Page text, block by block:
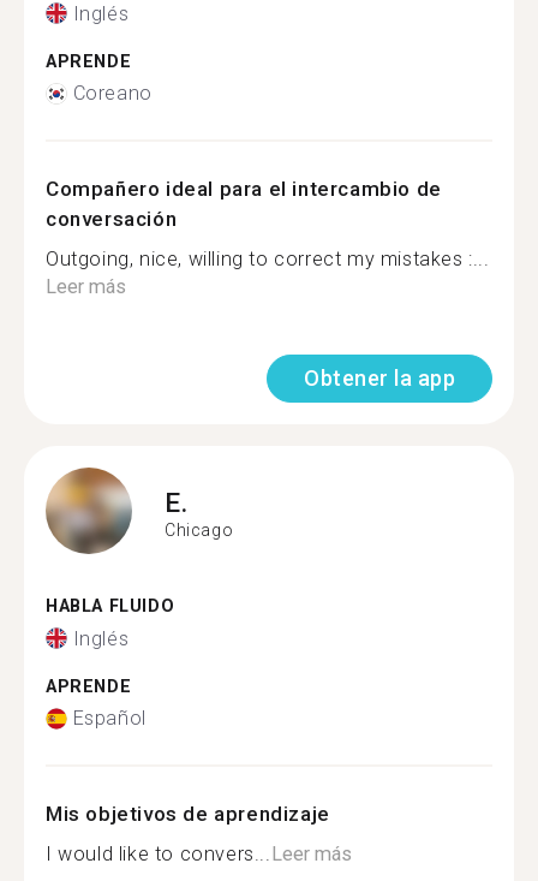
Inglés
APRENDE
Coreano
Compañero ideal para el intercambio de
conversación
Outgoing, nice, willing to correct my mistakes :...
Leer más
Obtener la app
E.
Chicago
HABLA FLUIDO
Inglés
APRENDE
Español
Mis objetivos de aprendizaje
I would like to convers...Leer más